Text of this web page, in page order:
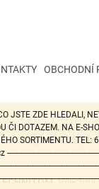
JSTE ZDE HLEDALI,
ČI DOTAZEM. NA E-
SORTIMENTU.
OBCHODNÍ
Vytvořil Shoptet
. Všechna